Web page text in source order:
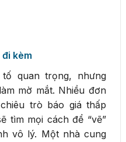
kèm
quan trọng, nhưng
mờ mắt. Nhiều đơn
trò báo giá thấp
tìm mọi cách để “vẽ”
vô lý. Một nhà cung